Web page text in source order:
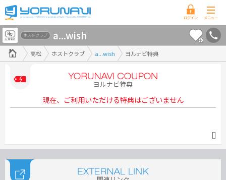
香
川
県
版
高松 ホストクラブ a...wish ヨルナビ特典
ホストクラブ a...wish
ヨルナビ特典
現在、ご利用いただける特典はございません
[]